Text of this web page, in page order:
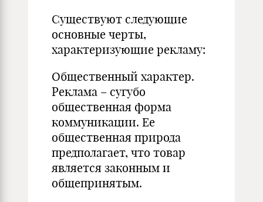
Существуют следующие
основные черты,
характеризующие рекламу:
Общественный характер.
Реклама – сугубо
общественная форма
коммуникации. Ее
общественная природа
предполагает, что товар
является законным и
общепринятым.